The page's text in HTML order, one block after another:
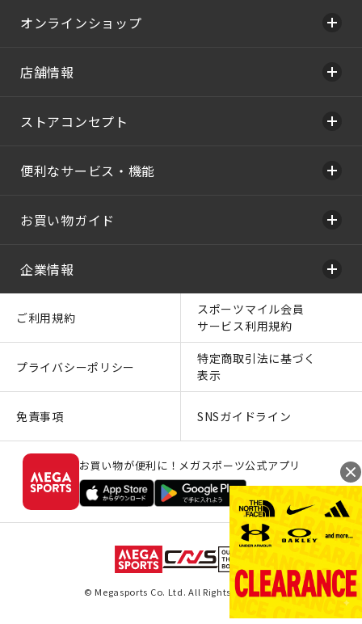
オンラインショップ
店舗情報
ストアコンセプト
便利なサービス・機能
お買い物ガイド
企業情報
ご利用規約
スポーツマイル会員
サービス利用規約
プライバシーポリシー
特定商取引法に基づく
表示
免責事項 SNSガイドライン
お買い物が便利に！メガスポーツ公式アプリ
© Megasports Co. Ltd. All Rights Reserved.